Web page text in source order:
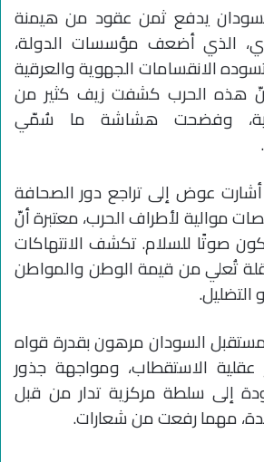
يدفع ثمن عقود من هيمنة
الذي أضعف مؤسسات الدولة،
الانقسامات الجهوية والعرقية
هذه الحرب كشفت زيف كثير من
وفضحت هشاشة ما سُمّي
أشارت عوض إلى تراجع دور الصحافة
موالية لأطراف الحرب، معتبرة أنّ
صوتًا للسلام. تكشف الانتهاكات
تُعلي من قيمة الوطن والمواطن
التضليل.
السودان مرهون بقدرة قواه
عقلية الاستقطاب، ومواجهة جذور
إلى سلطة مركزية تدار من قبل
مهما رفعت من شعارات.